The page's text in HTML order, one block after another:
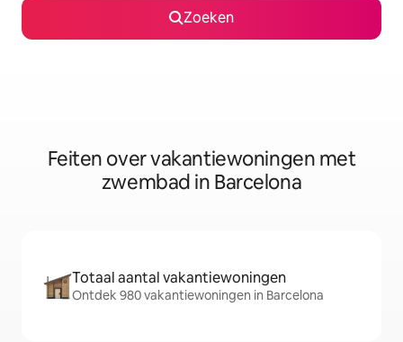
Zoeken
Feiten over vakantiewoningen met
zwembad in Barcelona
Totaal aantal vakantiewoningen
Ontdek 980 vakantiewoningen in Barcelona